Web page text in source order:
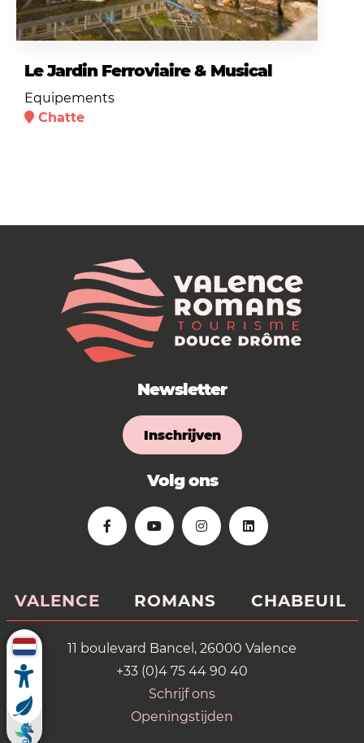
Le Jardin Ferroviaire & Musical
Equipements
Chatte
Newsletter
Inschrijven
Volg ons
VALENCE ROMANS CHABEUIL
11 boulevard Bancel, 26000 Valence
+33 (0)4 75 44 90 40
Schrijf ons
Openingstijden